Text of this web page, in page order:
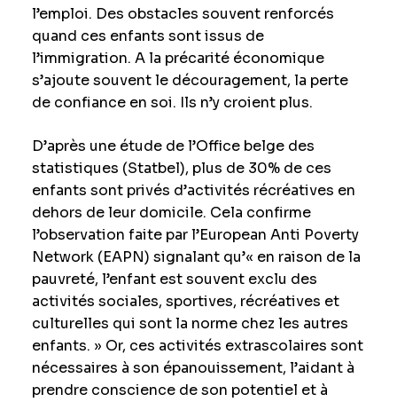
l’emploi. Des obstacles souvent renforcés
quand ces enfants sont issus de
l’immigration. A la précarité économique
s’ajoute souvent le découragement, la perte
de confiance en soi. Ils n’y croient plus.
D’après une étude de l’Office belge des
statistiques (Statbel), plus de 30% de ces
enfants sont privés d’activités récréatives en
dehors de leur domicile. Cela confirme
l’observation faite par l’European Anti Poverty
Network (EAPN) signalant qu’« en raison de la
pauvreté, l’enfant est souvent exclu des
activités sociales, sportives, récréatives et
culturelles qui sont la norme chez les autres
enfants. » Or, ces activités extrascolaires sont
nécessaires à son épanouissement, l’aidant à
prendre conscience de son potentiel et à